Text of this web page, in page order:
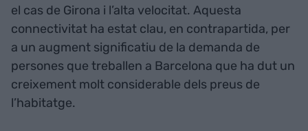
el cas de Girona i l’alta velocitat. Aquesta
connectivitat ha estat clau, en contrapartida, per
a un augment significatiu de la demanda de
persones que treballen a Barcelona que ha dut un
creixement molt considerable dels preus de
l’habitatge.